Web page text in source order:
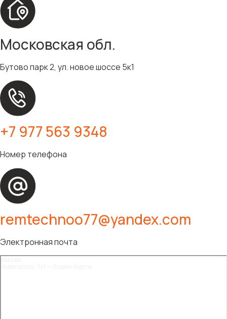
Московская обл.
Бутово парк 2, ул. новое шоссе 5к1
+7 977 563 9348
Номер телефона
remtechnoo77@yandex.com
Электронная почта